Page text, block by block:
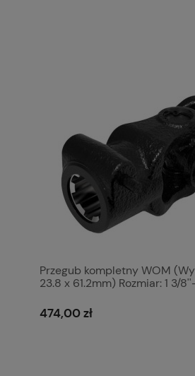
Przegub kompletny WOM
23.8 x 61.2mm) Rozmiar: 1 3/
3.4mm, Referencyjny: 12505.
474,00 zł